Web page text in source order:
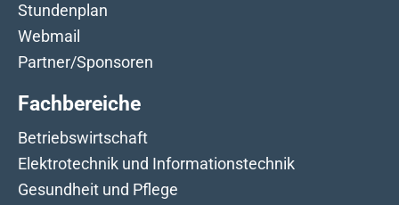
Stundenplan
Webmail
Partner/Sponsoren
Fachbereiche
Betriebswirtschaft
Elektrotechnik und Informationstechnik
Gesundheit und Pflege